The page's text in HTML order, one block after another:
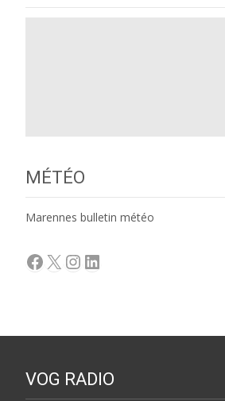
MÉTÉO
Marennes bulletin météo
Facebook
X Instagram
LinkedIn
VOG RADIO